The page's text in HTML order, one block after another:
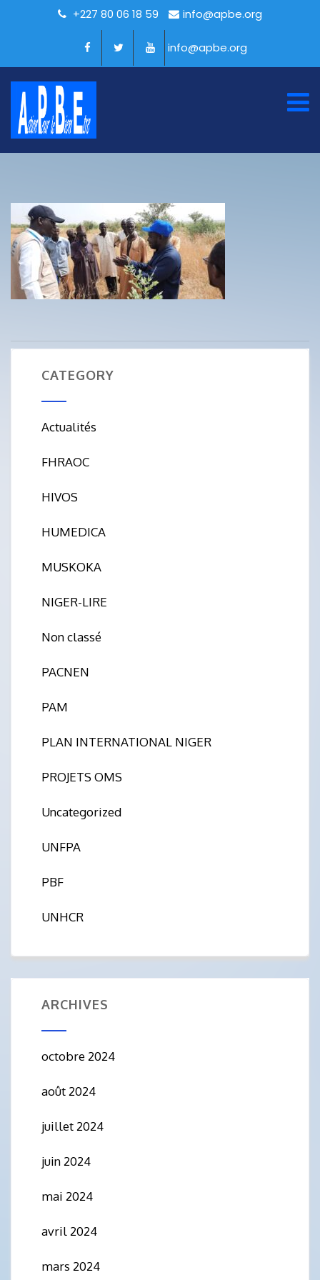
+227 80 06 18 59 info@apbe.org
info@apbe.org
CATEGORY
Actualités
FHRAOC
HIVOS
HUMEDICA
MUSKOKA
NIGER-LIRE
Non classé
PACNEN
PAM
PLAN INTERNATIONAL NIGER
PROJETS OMS
Uncategorized
UNFPA
PBF
UNHCR
ARCHIVES
octobre 2024
août 2024
juillet 2024
juin 2024
mai 2024
avril 2024
mars 2024